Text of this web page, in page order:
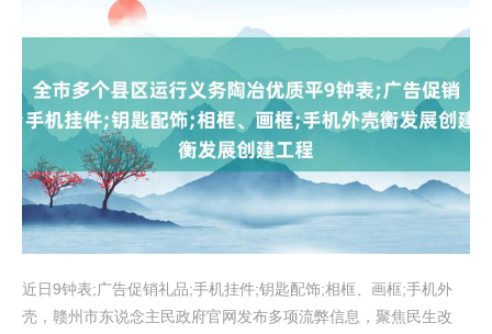
近日9钟表;广告促销礼品;手机挂件;钥匙配饰;相框、画框;手机外
壳，赣州市东说念主民政府官网发布多项流弊信息，聚焦民生改